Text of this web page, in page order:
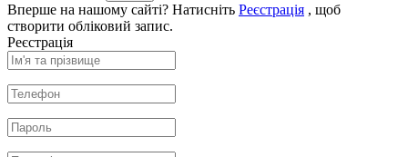
Вперше на нашому сайті? Натисніть Реєстрація , щоб
створити обліковий запис.
Реєстрація